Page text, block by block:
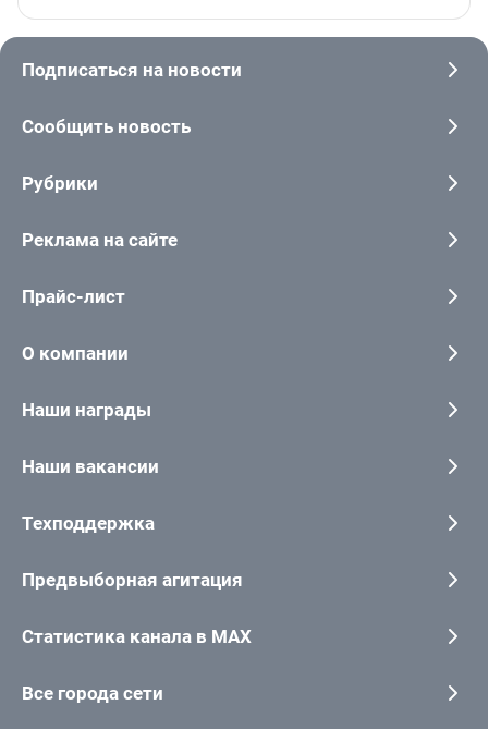
Подписаться на новости
Сообщить новость
Рубрики
Реклама на сайте
Прайс-лист
О компании
Наши награды
Наши вакансии
Техподдержка
Предвыборная агитация
Статистика канала в MAX
Все города сети